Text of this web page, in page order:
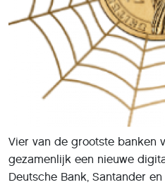
Vier van de grootste banken
gezamenlijk een nieuwe
Deutsche Bank, Santander